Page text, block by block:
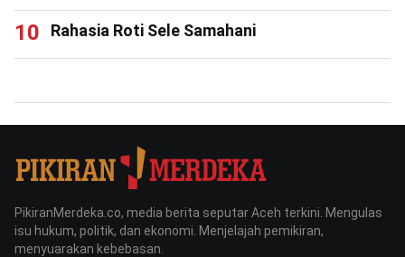
Rahasia Roti Sele Samahani
PikiranMerdeka.co, media berita seputar Aceh terkini. Mengulas
isu hukum, politik, dan ekonomi. Menjelajah pemikiran,
menyuarakan kebebasan.